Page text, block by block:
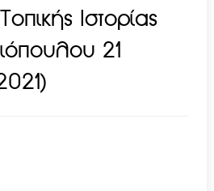
Ιστορίας
21